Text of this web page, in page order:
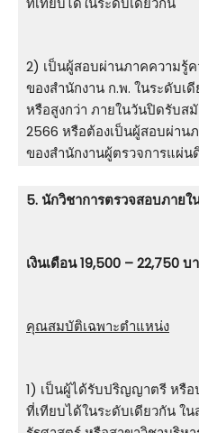
2) เป็นผู้สอบผ่านภาคความรู้
ของสำนักงาน ก.พ. ในระดับ
หรือสูงกว่า ภายในวันปิดรับส
2566 หรือต้องเป็นผู้สอบผ่าน
ของสำนักงานผู้ตรวจการแผ่
5. นักวิชาการตรวจสอบภาย
เงินเดือน 19,500 – 22,750 บ
คุณสมบัติเฉพาะตำแหน่ง
1) เป็นผู้ได้รับปริญญาตรี หรื
ที่เทียบได้ในระดับเดียวกัน ใ